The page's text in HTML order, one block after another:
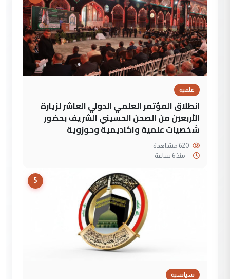
علمية
انطلاق المؤتمر العلمي الدولي العاشر لزيارة
الأربعين من الصحن الحسيني الشريف بحضور
شخصيات علمية واكاديمية وحوزوية
--منذ 6 ساعة
5
سياسية